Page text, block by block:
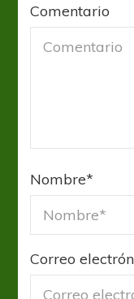
Comentario
Nombre*
Correo